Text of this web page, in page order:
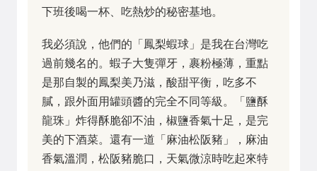
下班後喝一杯、吃熱炒的秘密基地。
我必須說，他們的「鳳梨蝦球」是我在台灣吃
過前幾名的。蝦子大隻彈牙，裹粉極薄，重點
是那自製的鳳梨美乃滋，酸甜平衡，吃多不
膩，跟外面用罐頭醬的完全不同等級。「鹽酥
龍珠」炸得酥脆卻不油，椒鹽香氣十足，是完
美的下酒菜。還有一道「麻油松阪豬」，麻油
香氣溫潤，松阪豬脆口，天氣微涼時吃起來特